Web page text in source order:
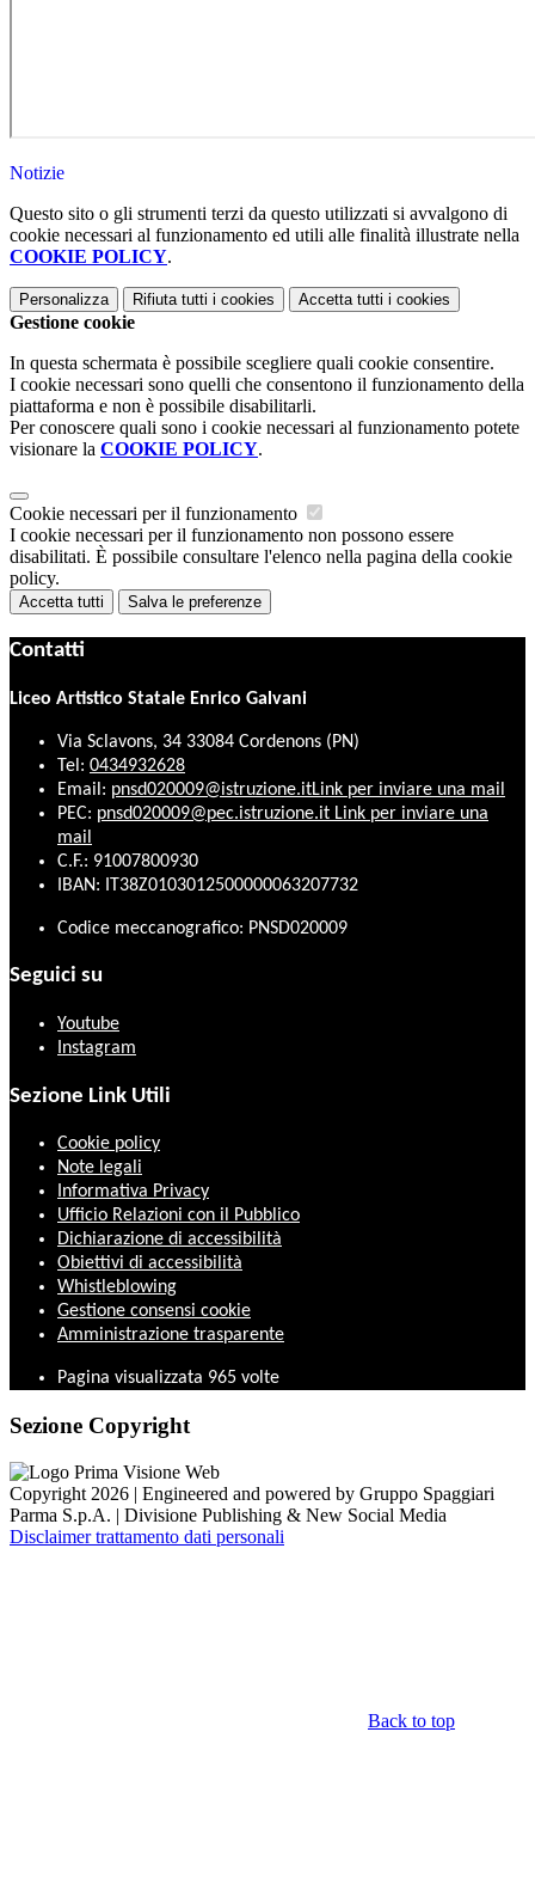
Notizie
Questo sito o gli strumenti terzi da questo utilizzati si avvalgono di
cookie necessari al funzionamento ed utili alle finalità illustrate nella
COOKIE POLICY.
Personalizza Rifiuta tutti i cookies Accetta tutti i cookies
Gestione cookie
In questa schermata è possibile scegliere quali cookie consentire.
I cookie necessari sono quelli che consentono il funzionamento della
piattaforma e non è possibile disabilitarli.
Per conoscere quali sono i cookie necessari al funzionamento potete
visionare la COOKIE POLICY.
Cookie necessari per il funzionamento
I cookie necessari per il funzionamento non possono essere
disabilitati. È possibile consultare l'elenco nella pagina della cookie
policy.
Accetta tutti Salva le preferenze
Contatti
Liceo Artistico Statale Enrico Galvani
Via Sclavons, 34 33084 Cordenons (PN)
Tel: 0434932628
Email: pnsd020009@istruzione.itLink per inviare una mail
PEC: pnsd020009@pec.istruzione.it Link per inviare una
mail
C.F.: 91007800930
IBAN: IT38Z0103012500000063207732
Codice meccanografico: PNSD020009
Seguici su
Youtube
Instagram
Sezione Link Utili
Cookie policy
Note legali
Informativa Privacy
Ufficio Relazioni con il Pubblico
Dichiarazione di accessibilità
Obiettivi di accessibilità
Whistleblowing
Gestione consensi cookie
Amministrazione trasparente
Pagina visualizzata 965 volte
Sezione Copyright
Copyright 2026 | Engineered and powered by Gruppo Spaggiari
Parma S.p.A. | Divisione Publishing & New Social Media
Disclaimer trattamento dati personali
Back to top